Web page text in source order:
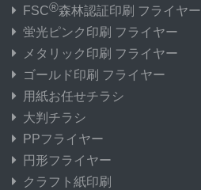
FSC®森林認証印刷 フライヤ
蛍光ピンク印刷 フライヤー
メタリック印刷 フライヤー
ゴールド印刷 フライヤー
用紙お任せチラシ
大判チラシ
PPフライヤー
円形フライヤー
クラフト紙印刷